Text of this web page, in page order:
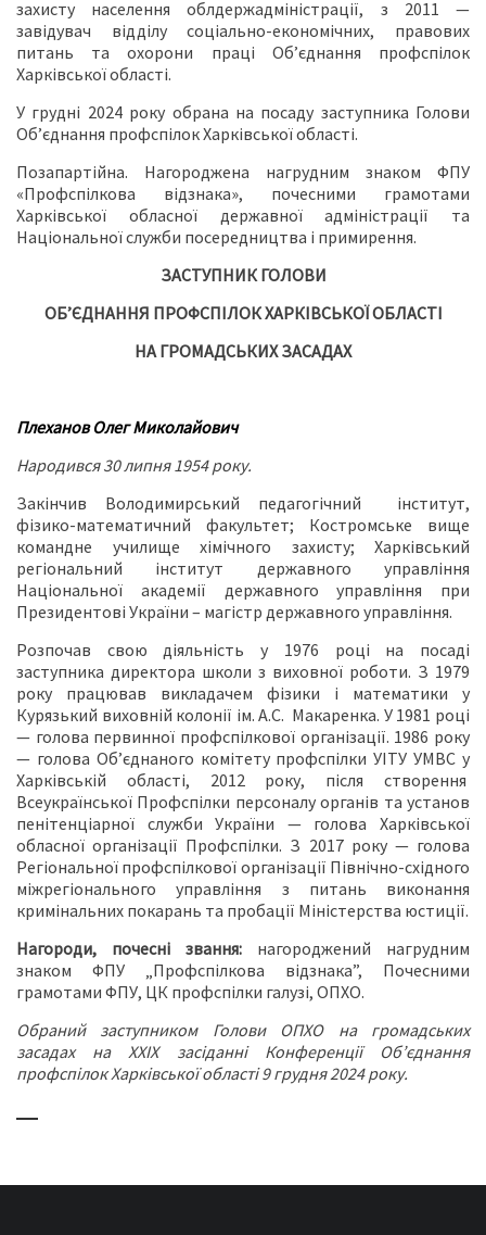
захисту населення облдержадміністрації, з 2011 —
завідувач відділу соціально-економічних, правових
питань та охорони праці Об’єднання профспілок
Харківської області.
У грудні 2024 року обрана на посаду заступника Голови
Об’єднання профспілок Харківської області.
Позапартійна. Нагороджена нагрудним знаком ФПУ
«Профспілкова відзнака», почесними грамотами
Харківської обласної державної адміністрації та
Національної служби посередництва і примирення.
ЗАСТУПНИК ГОЛОВИ
ОБ’ЄДНАННЯ ПРОФСПІЛОКХАРКІВСЬКОЇ ОБЛАСТІ
НА ГРОМАДСЬКИХ ЗАСАДАХ
Плеханов Олег Миколайович
Народився30 липня 1954 року.
Закінчив Володимирський педагогічний інститут,
фізико-математичний факультет; Костромське вище
командне училище хімічного захисту; Харківський
регіональний інститут державного управління
Національної академії державного управління при
Президентові України – магістр державного управління.
Розпочав свою діяльність у 1976 році на посаді
заступника директора школи з виховної роботи. З 1979
року працював викладачем фізики і математики у
Курязький виховній колонії ім. А.С. Макаренка. У 1981 році
— голова первинної профспілкової організації. 1986 року
— голова Об’єднаного комітету профспілки УІТУ УМВС у
Харківській області, 2012 року, після створення
Всеукраїнської Профспілки персоналу органів та установ
пенітенціарної служби України — голова Харківської
обласної організації Профспілки. З 2017 року — голова
Регіональної профспілкової організації Північно-східного
міжрегіонального управління з питань виконання
кримінальних покарань та пробації Міністерства юстиції.
Нагороди, почесні звання: нагороджений нагрудним
знаком ФПУ „Профспілкова відзнака”, Почесними
грамотами ФПУ, ЦК профспілки галузі, ОПХО.
Обраний заступником Голови ОПХО на громадських
засадах наХХІХзасіданні КонференціїОб’єднання
профспілок Харківської області9 грудня2024року.